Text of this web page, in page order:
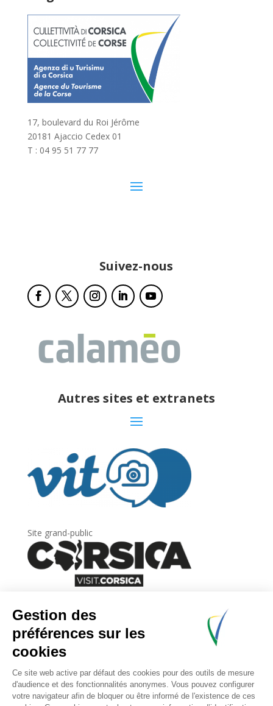
17, boulevard du Roi Jérôme
20181 Ajaccio Cedex 01
T : 04 95 51 77 77
Suivez-nous
Autres sites et extranets
Site grand-public
Newsletter
Inscrivez-vous àla lettre d’information
l’Agence du tourisme de la Corse.